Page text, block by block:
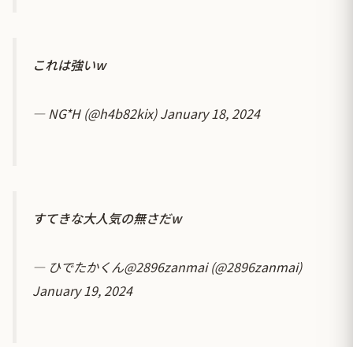
これは強いw
— NG*H (@h4b82kix)January 18, 2024
すてきな大人気の無さだw
— ひでたかくん@2896zanmai (@2896zanmai)
January 19, 2024